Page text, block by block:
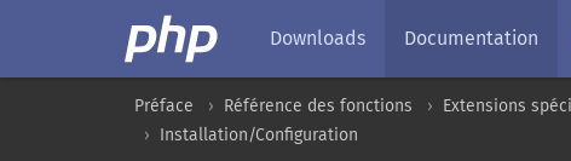
Downloads Documentation
Préface Référence des fonctions Extensions
Installation/Configuration